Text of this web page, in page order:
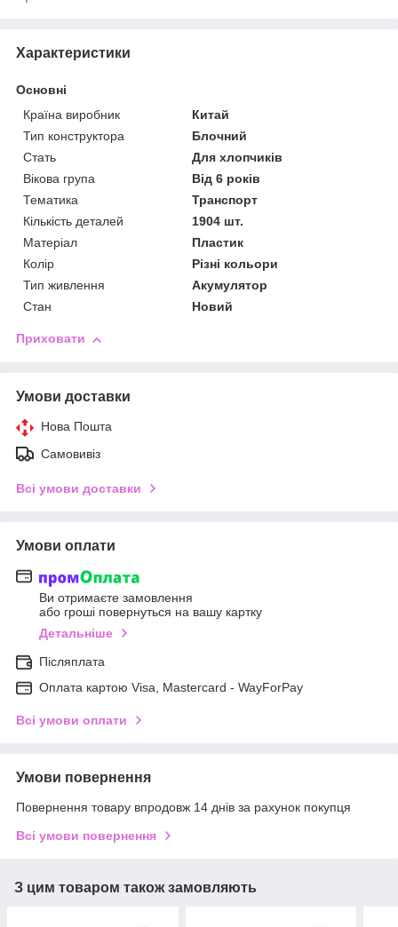
Характеристики
Основні
Країна виробник
Китай
Тип конструктора
Блочний
Стать
Для хлопчиків
Вікова група
Від 6 років
Тематика
Транспорт
Кількість деталей
1904 шт.
Матеріал
Пластик
Колір
Різні кольори
Тип живлення
Акумулятор
Стан
Новий
Приховати
Умови доставки
Нова Пошта
Самовивіз
Всі умови доставки
Умови оплати
Ви отримаєте замовлення
або гроші повернуться на вашу картку
Детальніше
Післяплата
Оплата картою Visa, Mastercard - WayForPay
Всі умови оплати
Умови повернення
Повернення товару впродовж 14 днів за рахунок покупця
Всі умови повернення
З цим товаром також замовляють